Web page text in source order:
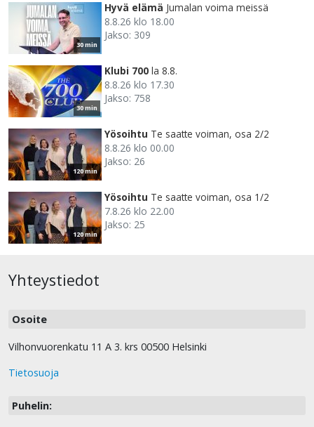
30 min
Hyvä elämä Jumalan voima meissä
8.8.26 klo 18.00
Jakso: 309
30 min
Klubi 700 la 8.8.
8.8.26 klo 17.30
Jakso: 758
120 min
Yösoihtu Te saatte voiman, osa 2/2
8.8.26 klo 00.00
Jakso: 26
120 min
Yösoihtu Te saatte voiman, osa 1/2
7.8.26 klo 22.00
Jakso: 25
Yhteystiedot
Osoite
Vilhonvuorenkatu 11 A 3. krs 00500 Helsinki
Tietosuoja
Puhelin: